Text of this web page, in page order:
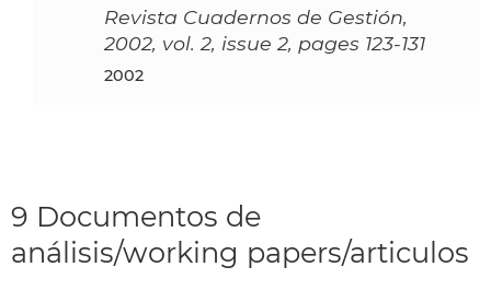
Revista Cuadernos de Gestión,
2002, vol. 2, issue 2, pages 123-131
2002
9 Documentos de
análisis/working papers/articulos